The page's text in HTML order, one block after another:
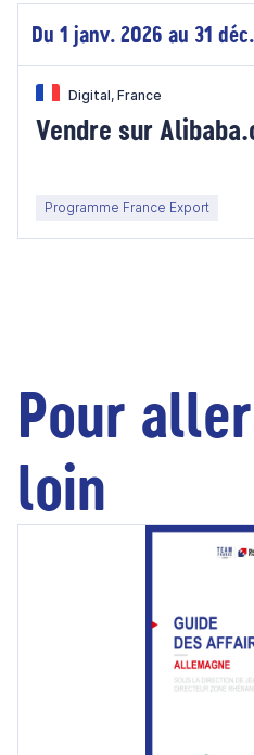
Du 1 janv. 2026 au 31
Digital, France
Vendre sur
Programme France Export
Pour
loin